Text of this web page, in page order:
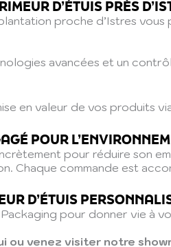
D’ÉTUIS PRÈS
proche d’Istres vous
avancées et un
en valeur de vos produits
POUR
pour réduire son
Chaque commande est
D’ÉTUIS
pour donner vie à
ou venez visiter notre